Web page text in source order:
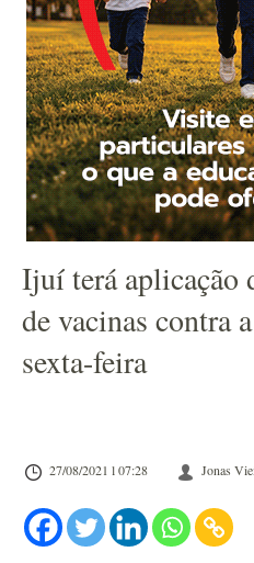
Ijuí terá aplicação
de vacinas contra
sexta-feira
27/08/2021 l 07:28 Jonas